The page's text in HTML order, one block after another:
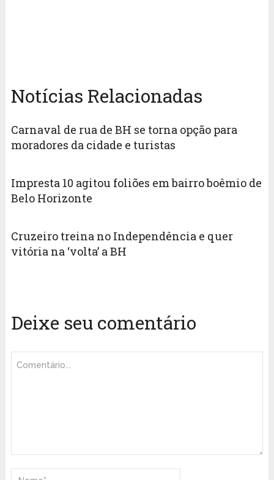
Notícias Relacionadas
Carnaval de rua de BH se torna opção para
moradores da cidade e turistas
Impresta 10 agitou foliões em bairro boêmio de
Belo Horizonte
Cruzeiro treina no Independência e quer
vitória na ‘volta’ a BH
Deixe seu comentário